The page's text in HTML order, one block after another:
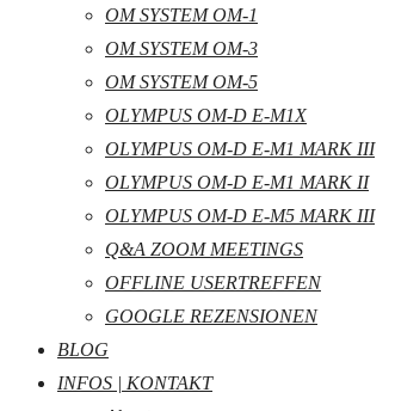
OM SYSTEM OM-1
OM SYSTEM OM-3
OM SYSTEM OM-5
OLYMPUS OM-D E-M1X
OLYMPUS OM-D E-M1 MARK III
OLYMPUS OM-D E-M1 MARK II
OLYMPUS OM-D E-M5 MARK III
Q&A ZOOM MEETINGS
OFFLINE USERTREFFEN
GOOGLE REZENSIONEN
BLOG
INFOS | KONTAKT